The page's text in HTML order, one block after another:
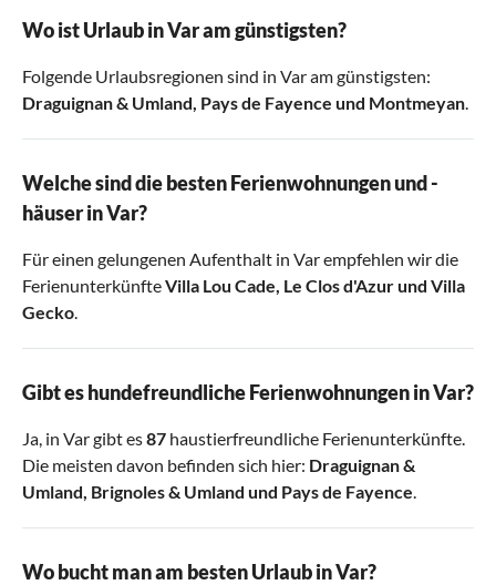
Wo ist Urlaub in Var am günstigsten?
Folgende Urlaubsregionen sind in Var am günstigsten:
Draguignan & Umland, Pays de Fayence und Montmeyan.
Welche sind die besten Ferienwohnungen und -
häuser in Var?
Für einen gelungenen Aufenthalt in Var empfehlen wir die
FerienunterkünfteVilla Lou Cade, Le Clos d'Azurund Villa
Gecko.
Gibt es hundefreundliche Ferienwohnungen in Var?
Ja, in Var gibt es87 haustierfreundliche Ferienunterkünfte.
Die meisten davon befinden sich hier: Draguignan &
Umland, Brignoles & Umland und Pays de Fayence.
Wo bucht man am besten Urlaub in Var?